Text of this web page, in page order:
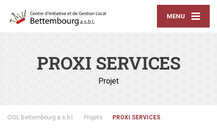
MENU
PROXI SERVICES
Projet
CIGL Bettembourg a.s.b.l. Projets PROXI SERVICES